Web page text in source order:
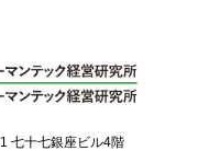
七十七銀座ビル4階